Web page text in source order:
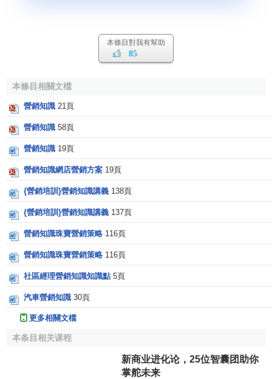
發生了質變。知識經濟
將發生巨大變化。首先是競爭日益激烈。隨著信息網路技術
經濟一體化的不斷演進，“國內市場國際
其次，競爭的方式也將發生變化。大家共有信息技術，共用
知識資源，共同開發市場，在合作中競爭，在競爭中合作，
形成良性迴圈的
2、營銷產品發生了質變，
品所替代。所謂知識型產品即為高科技產品的升華，產品科
技含量高，如數字化彩電等。對於這些知識型產品的營銷必
須要求營銷者具有高素質，不僅要深諳
掌握產品的知識含量，能夠把這些知識推銷給消費者。如果
解，對消費者的詢問含糊其詞，產品售出發生故障時也不能
迅捷提供售後服務的話，那麼消費者將疑雲重重，
很難成功。
3、營銷方式發生質變。20世紀的電腦和
出現更大的突破。如今，互聯網已將世界聯為一體。與此同
時國際互聯網使得
等向消費者傳達產品信息的。這種傳
遞是單向的，往往是營銷者比較主動而消費者處於被動，信
本條目對我有幫助
85
本條目相關文檔
營銷知識 21頁
營銷知識 58頁
營銷知識 19頁
營銷知識網店營銷方案 19頁
{營銷培訓}營銷知識講義 138頁
{營銷培訓}營銷知識講義 137頁
營銷知識珠寶營銷策略 116頁
營銷知識珠寶營銷策略 116頁
社區經理營銷知識知識點 5頁
汽車營銷知識 30頁
更多相關文檔
本条目相关课程
新商业进化论，25位智囊团助你
掌舵未来